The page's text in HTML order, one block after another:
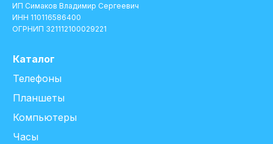
Каталог
Телефоны
Планшеты
Компьютеры
Часы
ИП Симаков Владимир Сергеевич
ИНН 110116586400
ОГРНИП 321112100029221